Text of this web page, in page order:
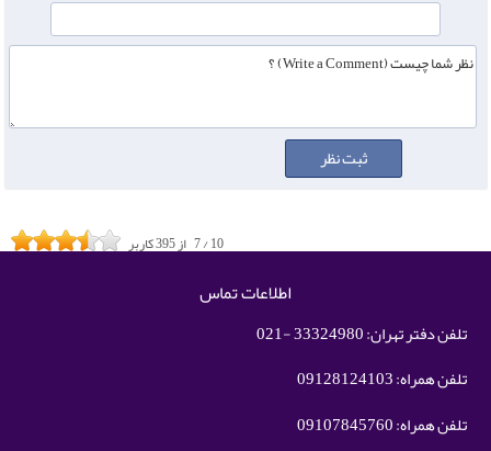
7/10 از395کاربر
اطلاعات تماس
تلفن دفتر تهران: 33324980 -021
تلفن همراه: 09128124103
تلفن همراه: 09107845760